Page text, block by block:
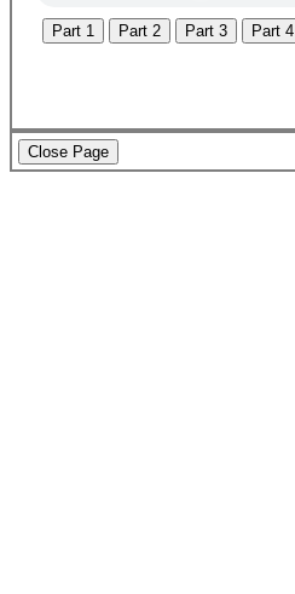
Part 1 Part 2 Part 3 Part 4
Close Page